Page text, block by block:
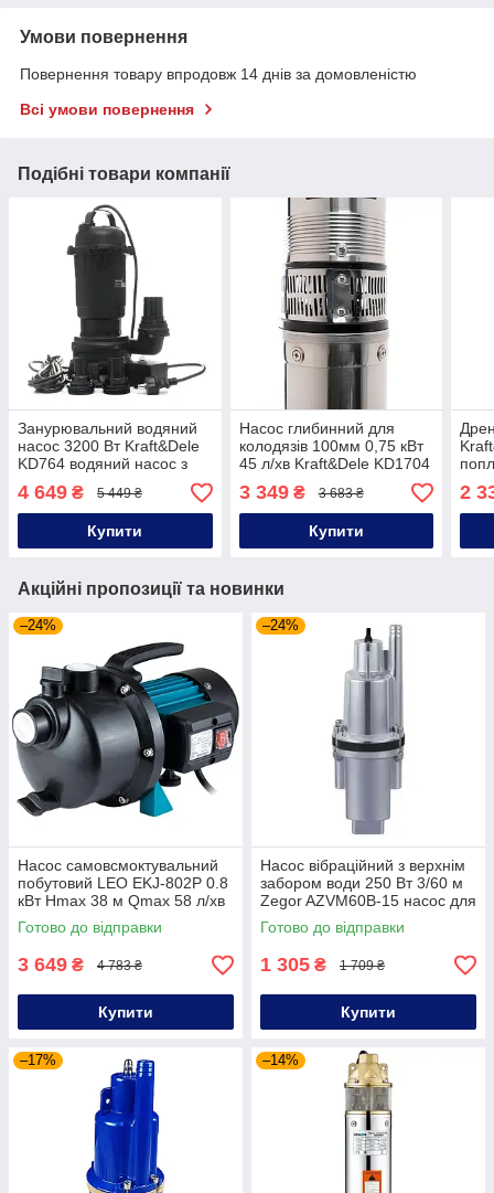
Умови повернення
Повернення товару впродовж 14 днів за домовленістю
Всі умови повернення
Подібні товари компанії
Занурювальний водяний
насос 3200 Вт Kraft&Dele
KD764 водяний насос з
поплавком
4 649 ₴ 5 449 ₴
Купити
Насос глибинний для
колодязів 100мм 0,75 кВт
45 л/хв Kraft&Dele KD1704
глибинний насос
занурювальний
3 349₴ 3 683 ₴
Купити
2
Акційні пропозиції та новинки
–24%
Насос самовсмоктувальний
побутовий LEO EKJ-802P 0.8
кВт Hmax 38 м Qmax 58 л/хв
для свердловини
Готово до відправки
3 649 ₴ 4 783 ₴
Купити
–24%
Насос вібраційний з верхнім
забором води 250 Вт 3/60 м
Zegor AZVM60B-15 насос для
перекачування води
Готово до відправки
1 305 ₴ 1 709 ₴
Купити
–17% –14%